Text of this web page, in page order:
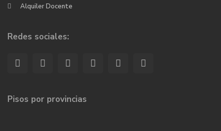
Alquiler Docente
Redes sociales:
Pisos por provincias